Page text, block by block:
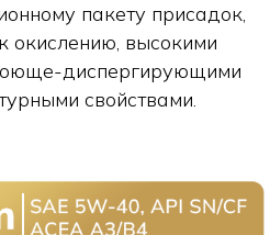
пакету присадок,
окислению, высокими
диспергирующими
свойствами.